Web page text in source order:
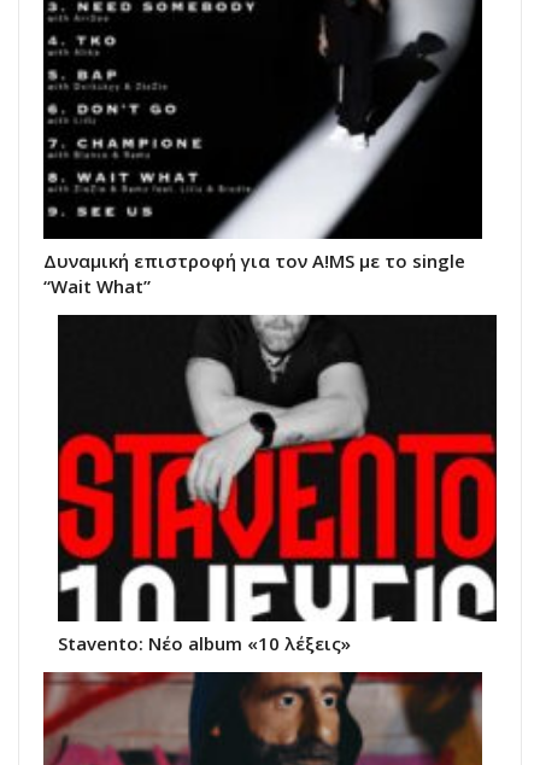
Δυναμική επιστροφή για τον A!MS με το single
“Wait What”
Stavento: Νέο album «10 λέξεις»